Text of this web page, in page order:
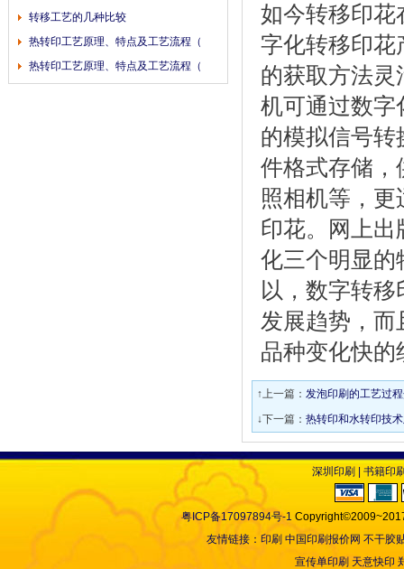
转移工艺的几种比较
热转印工艺原理、特点及工艺流程（
热转印工艺原理、特点及工艺流程（
如今转移印花
字化转移印花
的获取方法
机可通过数字
的模拟信号
件格式存储，
照相机等，
印花。网上
化三个明显的
以，数字转
发展趋势，
品种变化快的
↑上一篇： 发泡印刷的工艺过
↓下一篇： 热转印和水转印技
深圳印刷 书籍印
粤ICP备17097894号-1
友情链接： 印刷 中国印刷报价网 不干胶
宣传单印刷 天意快印